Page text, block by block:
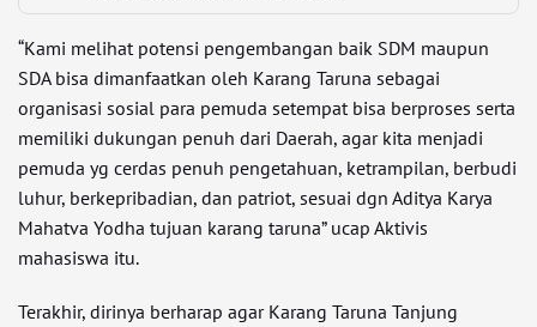
“Kami melihat potensi pengembangan baik SDM maupun
SDA bisa dimanfaatkan oleh Karang Taruna sebagai
organisasi sosial para pemuda setempat bisa berproses serta
memiliki dukungan penuh dari Daerah, agar kita menjadi
pemuda yg cerdas penuh pengetahuan, ketrampilan, berbudi
luhur, berkepribadian, dan patriot, sesuai dgn Aditya Karya
Mahatva Yodha tujuan karang taruna” ucap Aktivis
mahasiswa itu.
Terakhir, dirinya berharap agar Karang Taruna Tanjung